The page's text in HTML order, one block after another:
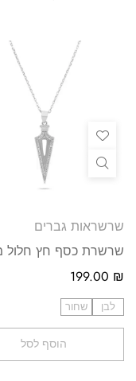
שרשראות גברים
שרשרת כסף חץ חלול
199.00 ₪
לבן שחור
הוסף לסל